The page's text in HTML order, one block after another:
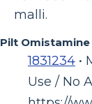
malli.
Pilt Omistamine
1831234 •
Use / No